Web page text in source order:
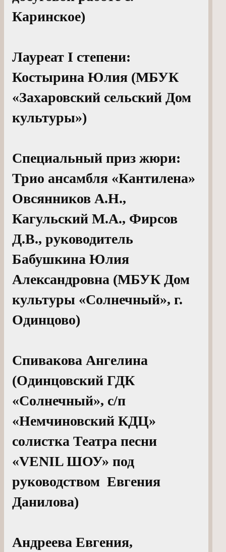
Каринское)
Лауреат I степени:
Костырина Юлия (МБУК
«Захаровский сельский Дом
культуры»)
Специальный приз жюри:
Трио ансамбля «Кантилена»
Овсянников А.Н.,
Кагульский М.А., Фирсов
Д.В., руководитель
Бабушкина Юлия
Александровна (МБУК Дом
культуры «Солнечный», г.
Одинцово)
Спивакова Ангелина
(Одинцовский ГДК
«Солнечный», с/п
«Немчиновский КДЦ»
солистка Театра песни
«VENIL ШОУ» под
руководством Евгения
Данилова)
Андреева Евгения,